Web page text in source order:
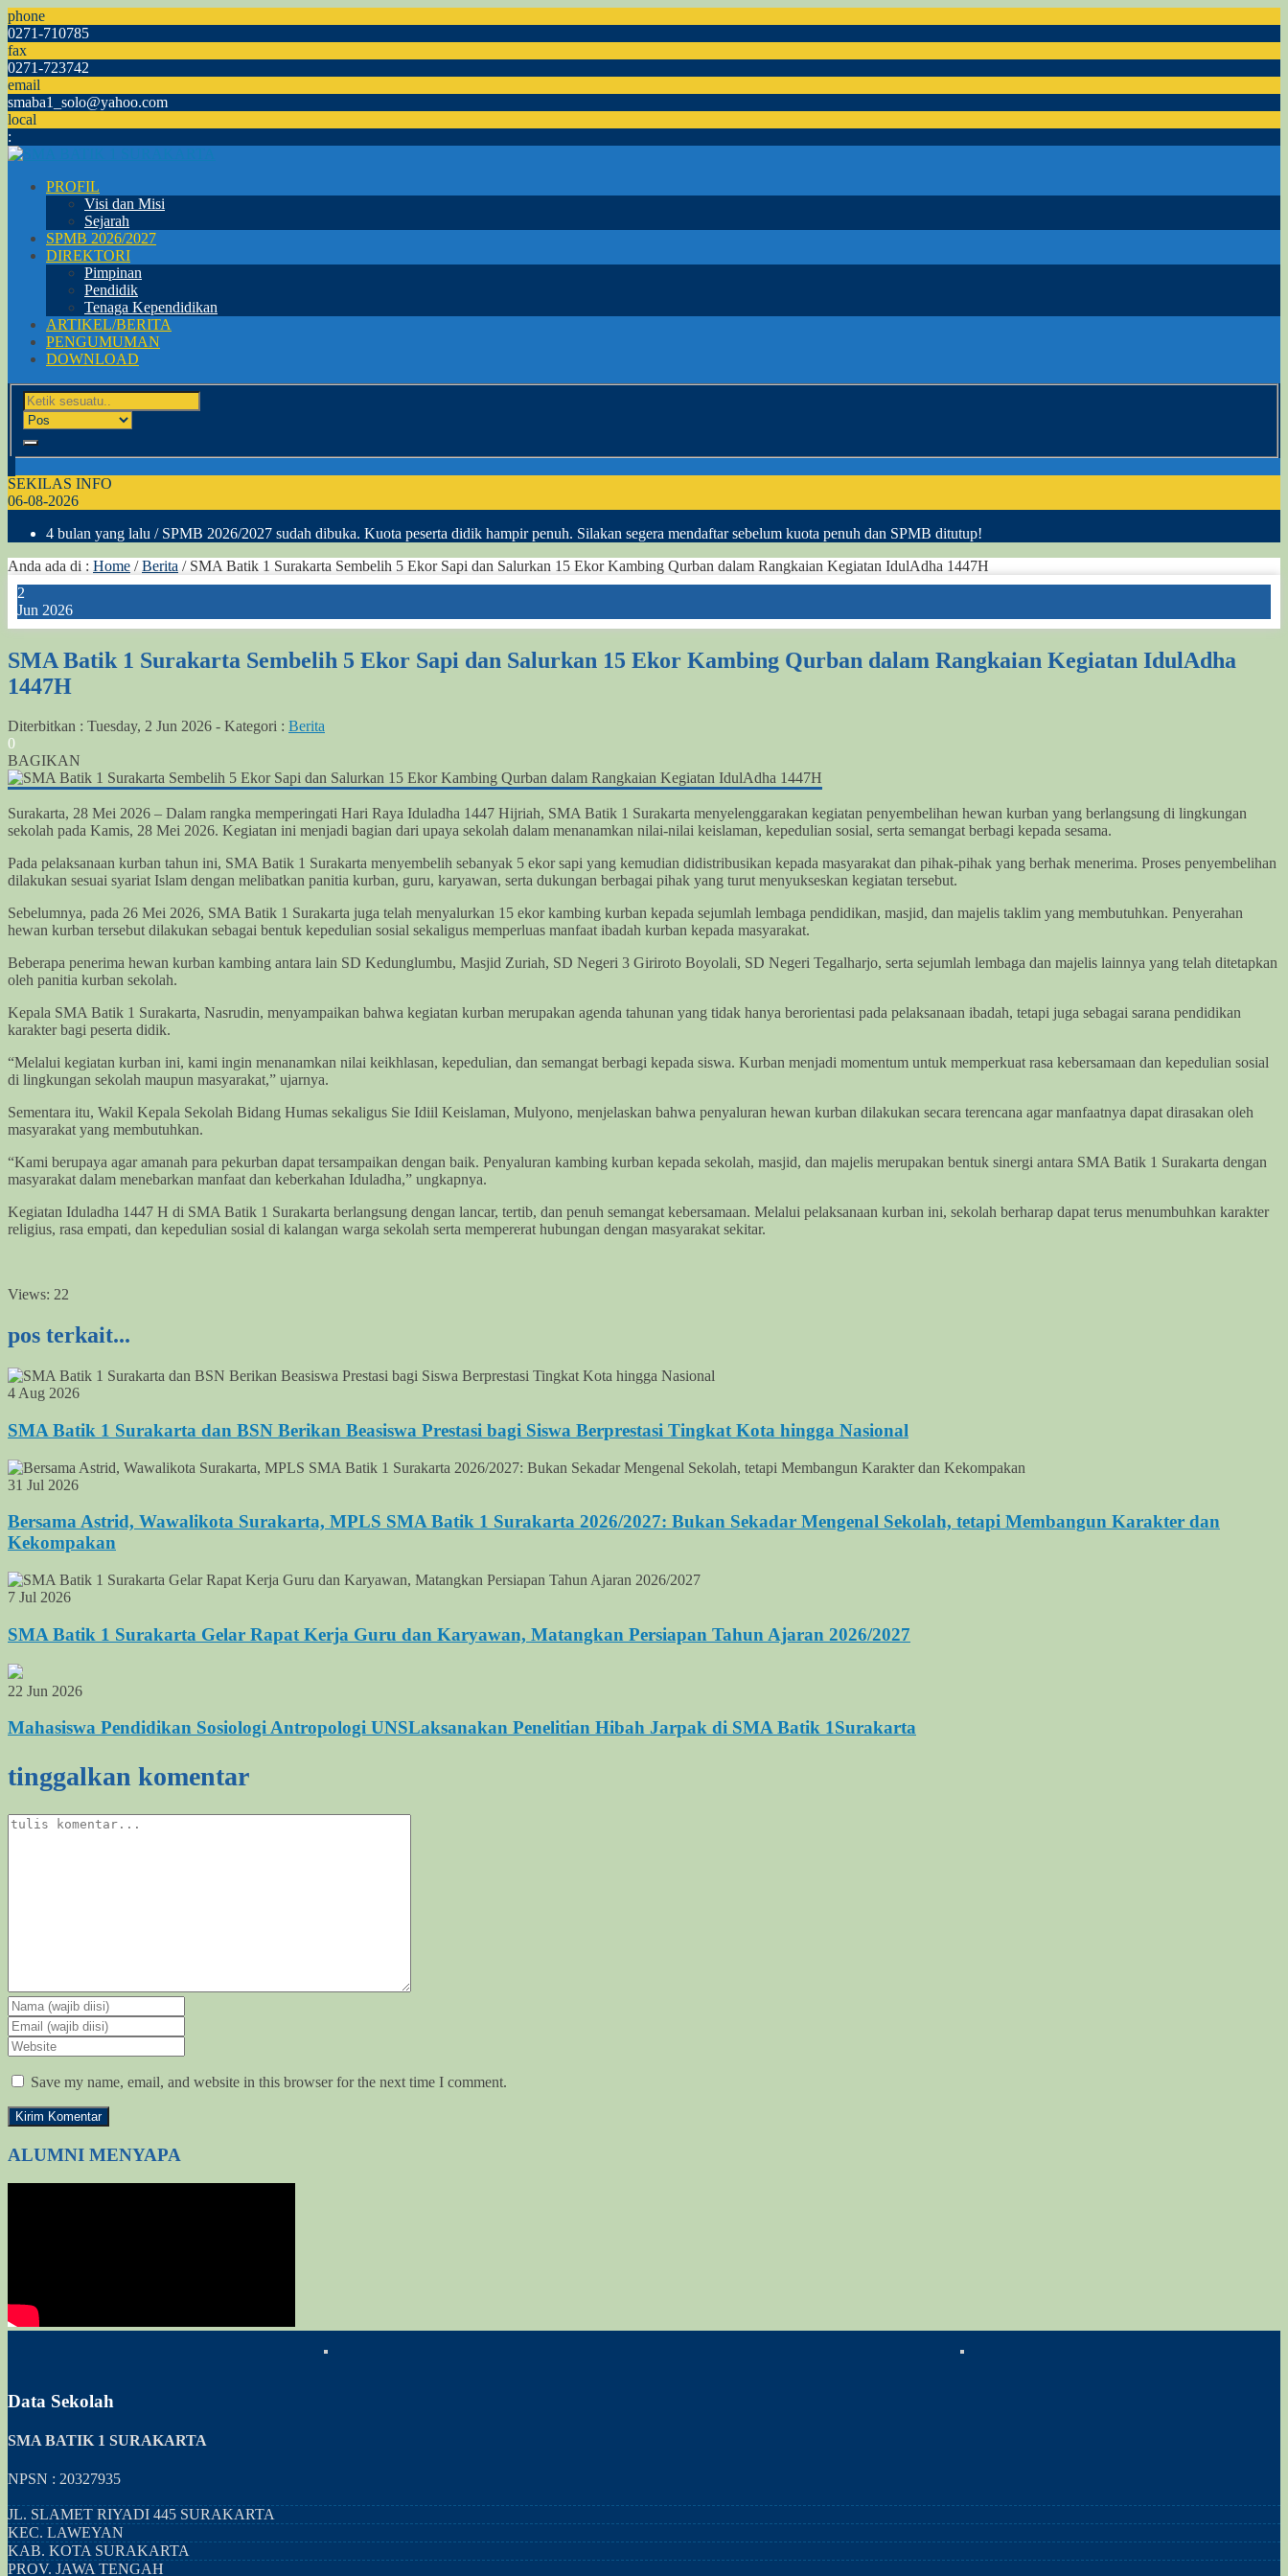
phone
0271-710785
fax
0271-723742
email
smaba1_solo@yahoo.com
local
:
PROFIL
Visi dan Misi
Sejarah
SPMB 2026/2027
DIREKTORI
Pimpinan
Pendidik
Tenaga Kependidikan
ARTIKEL/BERITA
PENGUMUMAN
DOWNLOAD
SEKILAS INFO
06-08-2026
4 bulan yang lalu / SPMB 2026/2027 sudah dibuka. Kuota peserta didik hampir penuh. Silakan segera mendaftar sebelum kuota penuh dan SPMB ditutup!
Anda ada di : Home /Berita / SMA Batik 1 Surakarta Sembelih 5 Ekor Sapi dan Salurkan 15 Ekor Kambing Qurban dalam Rangkaian Kegiatan IdulAdha 1447H
2
Jun 2026
SMA Batik 1 Surakarta Sembelih 5 Ekor Sapi dan Salurkan 15 Ekor Kambing Qurban dalam Rangkaian Kegiatan IdulAdha
1447H
Diterbitkan : Tuesday, 2 Jun 2026 - Kategori : Berita
0
BAGIKAN
Surakarta, 28 Mei 2026 – Dalam rangka memperingati Hari Raya Iduladha 1447 Hijriah, SMA Batik 1 Surakarta menyelenggarakan kegiatan penyembelihan hewan kurban yang berlangsung di lingkungan
sekolah pada Kamis, 28 Mei 2026. Kegiatan ini menjadi bagian dari upaya sekolah dalam menanamkan nilai-nilai keislaman, kepedulian sosial, serta semangat berbagi kepada sesama.
Pada pelaksanaan kurban tahun ini, SMA Batik 1 Surakarta menyembelih sebanyak 5 ekor sapi yang kemudian didistribusikan kepada masyarakat dan pihak-pihak yang berhak menerima. Proses penyembelihan
dilakukan sesuai syariat Islam dengan melibatkan panitia kurban, guru, karyawan, serta dukungan berbagai pihak yang turut menyukseskan kegiatan tersebut.
Sebelumnya, pada 26 Mei 2026, SMA Batik 1 Surakarta juga telah menyalurkan 15 ekor kambing kurban kepada sejumlah lembaga pendidikan, masjid, dan majelis taklim yang membutuhkan. Penyerahan
hewan kurban tersebut dilakukan sebagai bentuk kepedulian sosial sekaligus memperluas manfaat ibadah kurban kepada masyarakat.
Beberapa penerima hewan kurban kambing antara lain SD Kedunglumbu, Masjid Zuriah, SD Negeri 3 Giriroto Boyolali, SD Negeri Tegalharjo, serta sejumlah lembaga dan majelis lainnya yang telah ditetapkan
oleh panitia kurban sekolah.
Kepala SMA Batik 1 Surakarta, Nasrudin, menyampaikan bahwa kegiatan kurban merupakan agenda tahunan yang tidak hanya berorientasi pada pelaksanaan ibadah, tetapi juga sebagai sarana pendidikan
karakter bagi peserta didik.
“Melalui kegiatan kurban ini, kami ingin menanamkan nilai keikhlasan, kepedulian, dan semangat berbagi kepada siswa. Kurban menjadi momentum untuk memperkuat rasa kebersamaan dan kepedulian sosial
di lingkungan sekolah maupun masyarakat,” ujarnya.
Sementara itu, Wakil Kepala Sekolah Bidang Humas sekaligus Sie Idiil Keislaman, Mulyono, menjelaskan bahwa penyaluran hewan kurban dilakukan secara terencana agar manfaatnya dapat dirasakan oleh
masyarakat yang membutuhkan.
“Kami berupaya agar amanah para pekurban dapat tersampaikan dengan baik. Penyaluran kambing kurban kepada sekolah, masjid, dan majelis merupakan bentuk sinergi antara SMA Batik 1 Surakarta dengan
masyarakat dalam menebarkan manfaat dan keberkahan Iduladha,” ungkapnya.
Kegiatan Iduladha 1447 H di SMA Batik 1 Surakarta berlangsung dengan lancar, tertib, dan penuh semangat kebersamaan. Melalui pelaksanaan kurban ini, sekolah berharap dapat terus menumbuhkan karakter
religius, rasa empati, dan kepedulian sosial di kalangan warga sekolah serta mempererat hubungan dengan masyarakat sekitar.
Views: 22
pos terkait...
4 Aug 2026
SMA Batik 1 Surakarta dan BSN Berikan Beasiswa Prestasi bagi Siswa Berprestasi Tingkat Kota hingga Nasional
31 Jul 2026
Bersama Astrid, Wawalikota Surakarta, MPLS SMA Batik 1 Surakarta 2026/2027: Bukan Sekadar Mengenal Sekolah, tetapi Membangun Karakter dan
Kekompakan
7 Jul 2026
SMA Batik 1 Surakarta Gelar Rapat Kerja Guru dan Karyawan, Matangkan Persiapan Tahun Ajaran 2026/2027
22 Jun 2026
Mahasiswa Pendidikan Sosiologi Antropologi UNSLaksanakan Penelitian Hibah Jarpak di SMA Batik 1Surakarta
tinggalkan komentar
Save my name, email, and website in this browser for the next time I comment.
ALUMNI MENYAPA
Data Sekolah
SMA BATIK 1 SURAKARTA
NPSN : 20327935
JL. SLAMET RIYADI 445 SURAKARTA
KEC. LAWEYAN
KAB. KOTA SURAKARTA
PROV. JAWA TENGAH